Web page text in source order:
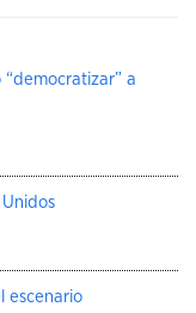
a
escenario